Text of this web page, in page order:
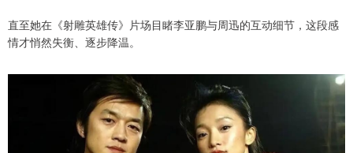
直至她在《射雕英雄传》片场目睹李亚鹏与周迅的互动细节，这段感
情才悄然失衡、逐步降温。